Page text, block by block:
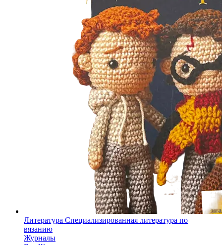
Литература Специализированная литература по
вязанию
Журналы